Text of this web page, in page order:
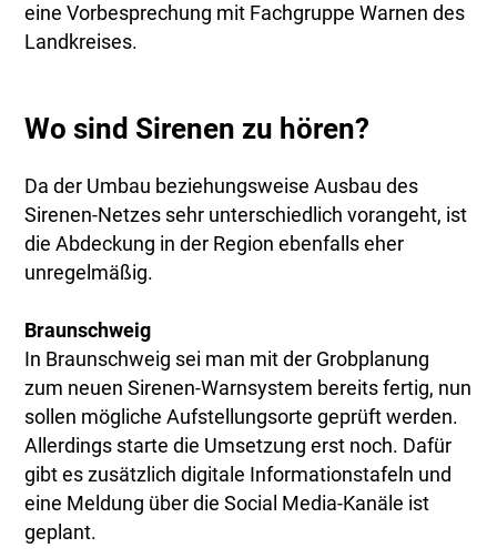
eine Vorbesprechung mit Fachgruppe Warnen des
Landkreises.
Wo sind Sirenen zu hören?
Da der Umbau beziehungsweise Ausbau des
Sirenen-Netzes sehr unterschiedlich vorangeht, ist
die Abdeckung in der Region ebenfalls eher
unregelmäßig.
Braunschweig
In Braunschweig sei man mit der Grobplanung
zum neuen Sirenen-Warnsystem bereits fertig, nun
sollen mögliche Aufstellungsorte geprüft werden.
Allerdings starte die Umsetzung erst noch. Dafür
gibt es zusätzlich digitale Informationstafeln und
eine Meldung über die Social Media-Kanäle ist
geplant.